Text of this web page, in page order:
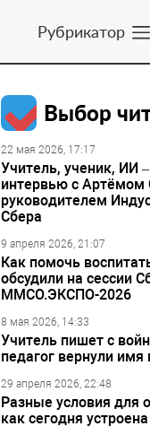
Рубрикатор
Выбор
22 мая 2026, 17:17
Учитель, ученик, ИИ
интервью с Артёмом
руководителем
Сбера
9 апреля 2026, 21:07
Как помочь
обсудили на сессии
ММСО.ЭКСПО-2026
8 мая 2026, 14:33
Учитель пишет с
педагог вернули имя
29 апреля 2026, 22:48
Разные условия для
как сегодня